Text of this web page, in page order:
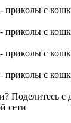
Поделитесь с
сети